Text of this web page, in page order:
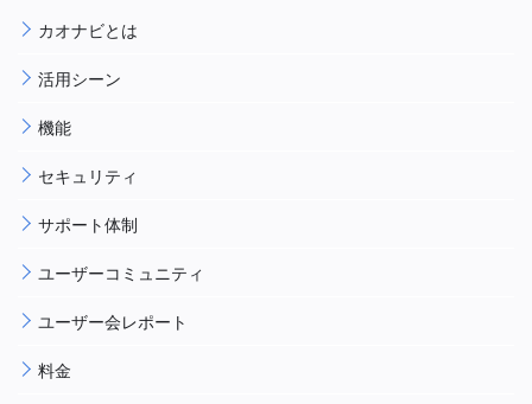
カオナビとは
活用シーン
機能
セキュリティ
サポート体制
ユーザーコミュニティ
ユーザー会レポート
料金